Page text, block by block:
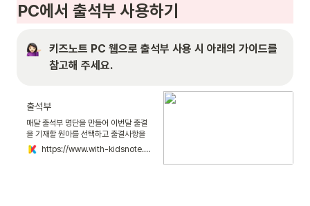
PC에서 출석부 사용하기
키즈노트 PC 웹으로 출석부 사용 시 아래의 가이드를
참고해 주세요.
출석부
매달 출석부 명단을 만들어 이번달 출결
을 기재할 원아를 선택하고 출결사항을
작성할 수 있습니다.
https://www.with-kidsnote.com/guide/directorattendance